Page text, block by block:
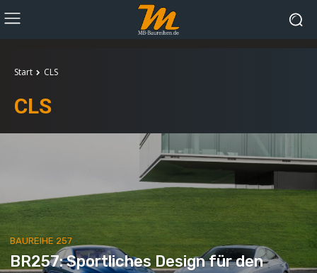
Start CLS
CLS
BAUREIHE 257
BR257: Sportliches Design für den